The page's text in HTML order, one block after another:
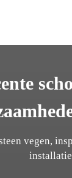
vegen,
installatie